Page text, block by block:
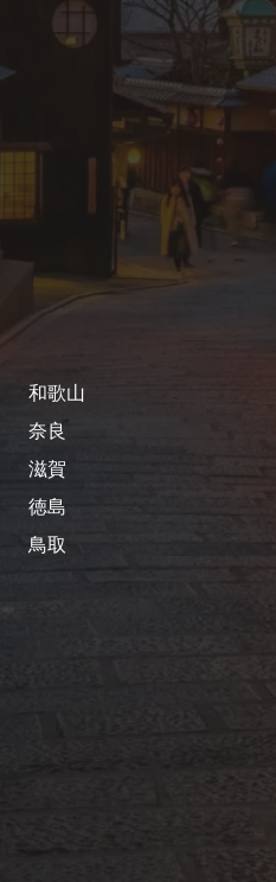
和歌山
奈良
滋賀
徳島
鳥取